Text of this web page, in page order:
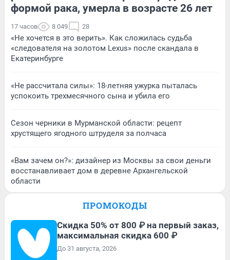
формой рака, умерла в возрасте 26 лет
17 часов 8 049 28
«Не хочется в это верить». Как сложилась судьба
«следователя на золотом Lexus» после скандала в
Екатеринбурге
«Не рассчитала силы»: 18-летняя ужурка пыталась
успокоить трехмесячного сына и убила его
Сезон черники в Мурманской области: рецепт
хрустящего ягодного штруделя за полчаса
«Вам зачем он?»: дизайнер из Москвы за свои деньги
восстанавливает дом в деревне Архангельской
области
ПРОМОКОДЫ
Скидка 50% от 800 ₽ на первый заказ,
максимальная скидка 600 ₽
До 31 августа, 2026